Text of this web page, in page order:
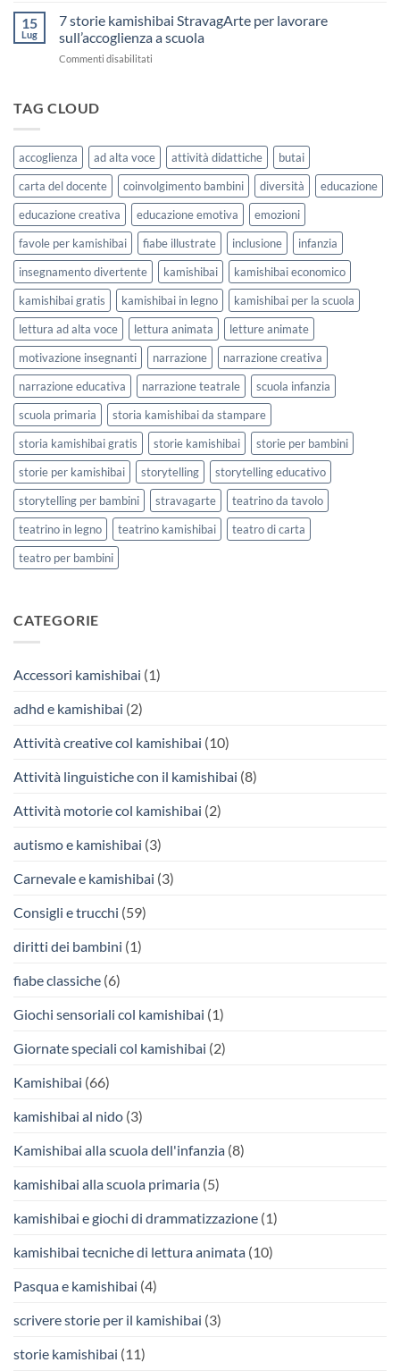
sceglierle
Kamishibai
Gratis
sull’Accoglienza:
Settembre
2026
15
Lug
7 storie kamishibai StravagArte per lavorare
sull’accoglienza a scuola
Commenti disabilitati
lavorare
sull’accoglienza
a
scuola
TAG CLOUD
accoglienza ad alta voce attività didattiche
butai
carta del docente
coinvolgimento bambini diversità
educazione
educazione creativa
educazione emotiva
emozioni
favole per kamishibai
fiabe illustrate inclusione
infanzia
insegnamento divertente
kamishibai
kamishibai economico
kamishibai gratis
kamishibai in legno
kamishibai per la scuola
lettura ad alta voce
lettura animata
letture animate
motivazione insegnanti
narrazione
narrazione creativa
narrazione educativa
narrazione teatrale
scuola infanzia
scuola primaria
storia kamishibai da stampare
storia kamishibai gratis
storie kamishibai
storie per bambini
storie per kamishibai
storytelling
storytelling educativo
storytelling per bambini
stravagarte
teatrino da tavolo
teatrino in legno
teatrino kamishibai
teatro di carta
teatro per bambini
CATEGORIE
Accessori kamishibai (1)
adhd e kamishibai (2)
Attività creative col kamishibai (10)
Attività linguistiche con il kamishibai (8)
Attività motorie col kamishibai (2)
autismo e kamishibai (3)
Carnevale e kamishibai (3)
Consigli e trucchi (59)
diritti dei bambini (1)
fiabe classiche (6)
Giochi sensoriali col kamishibai (1)
Giornate speciali col kamishibai (2)
Kamishibai (66)
kamishibai al nido (3)
Kamishibai alla scuola dell'infanzia (8)
kamishibai alla scuola primaria (5)
kamishibai e giochi di drammatizzazione (1)
kamishibai tecniche di lettura animata (10)
Pasqua e kamishibai (4)
scrivere storie per il kamishibai (3)
storie kamishibai (11)